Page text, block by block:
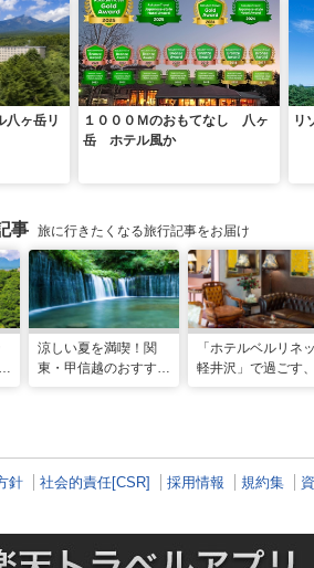
八ヶ岳リ
１０００Ｍのおもてなし 八ヶ
岳 ホテル風か
リ
事 旅に行きたくなる旅行記事をお届け
涼しい夏を満喫！関
東・甲信越のおすすめ
「ホテルベルリネ
軽井沢」で過ごす
針 社会的責任[CSR] 採用情報 規約集